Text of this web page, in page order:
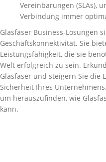
Vereinbarungen (SLAs),
Verbindung immer
Glasfaser Business-Lösungen
Geschäftskonnektivität. Sie
Leistungsfähigkeit, die sie
Welt erfolgreich zu sein.
Glasfaser und steigern Sie die
Sicherheit Ihres
um herauszufinden, wie
kann.